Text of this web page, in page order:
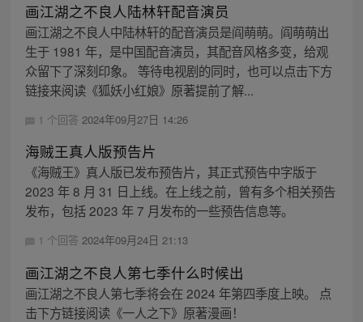
画江湖之不良人陆林轩配音演员
画江湖之不良人中陆林轩的配音演员是阎萌萌。阎萌萌出
生于 1981 年，是中国配音演员，其配音风格多变，给观
众留下了深刻印象。 等待电视剧的同时，也可以点击下方
链接来阅读《狐妖小红娘》原著提前了解...
1 个回答 2024年09月27日 14:26
海贼王真人版预告片
《海贼王》真人版已发布预告片，其正式预告中字版于
2023 年 8 月 31 日上线。在上线之前，曾有多个相关预告
发布，包括 2023 年 7 月发布的一些预告信息等。
1 个回答 2024年09月24日 21:13
画江湖之不良人第七季什么时候出
画江湖之不良人第七季将会在 2024 年第四季度上映。 点
击下方链接阅读《一人之下》原著漫画！